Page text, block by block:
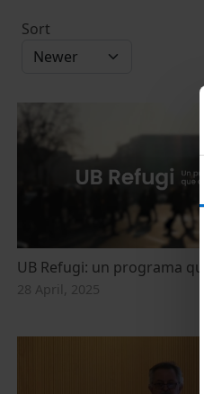
Sort
UB Refugi: un programa
28 April, 2025